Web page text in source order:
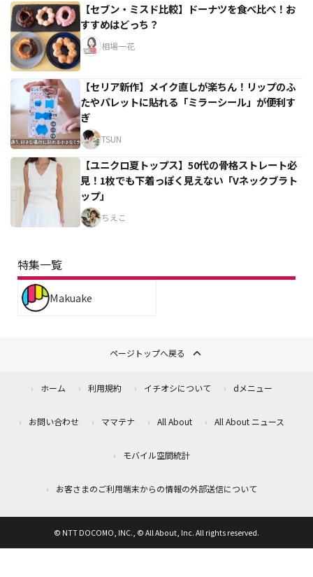
【セブン・ミスド比較】ドーナツを食べ比べ！お
すすめはどっち？
相場一花
【セリア新作】メイク直しが楽ちん！リップのふ
たやパレットに貼れる「ミラーシール」が便利す
ぎ
TSUN
【ユニクロ夏トップス】50代の骨格ストレート必
見！1枚でも下着っぽく見えない「Vネックブラト
ップ」
ちえこ
特集一覧
Makuake
ページトップへ戻る
ホーム 利用規約 イチオシについて dメニュー
お問い合わせ ママテナ All About All About ニュース
モバイル空間統計
お客さまのご利用端末からの情報の外部送信について
© NTT DOCOMO, INC., © All About, Inc. All rights reserved.